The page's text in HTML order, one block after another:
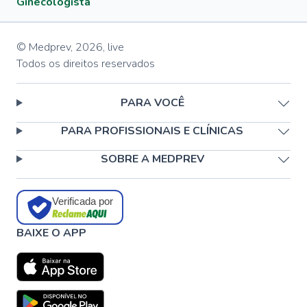
© Medprev, 2026, live
Todos os direitos reservados
PARA VOCÊ
PARA PROFISSIONAIS E CLÍNICAS
SOBRE A MEDPREV
Verificada por
BAIXE O APP